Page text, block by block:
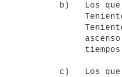
b)   Los que
c)   Los que